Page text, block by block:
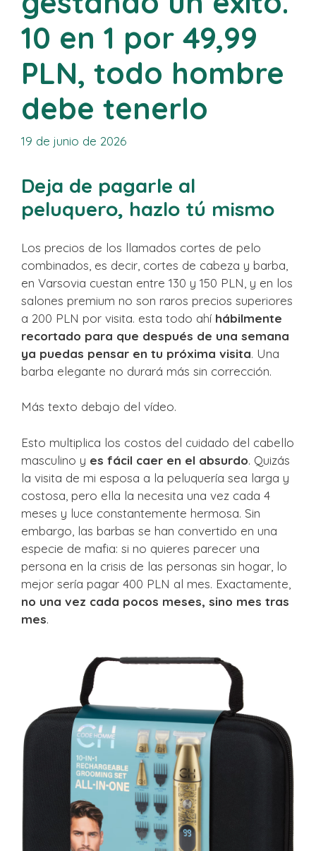
10 en 1 por 49,99
PLN, todo hombre
debe tenerlo
19 de junio de 2026
Deja de pagarle al
peluquero, hazlo tú mismo
Los precios de los llamados cortes de pelo
combinados, es decir, cortes de cabeza y barba,
en Varsovia cuestan entre 130 y 150 PLN, y en los
salones premium no son raros precios superiores
a 200 PLN por visita. esta todo ahí hábilmente
recortado para que después de una semana
ya puedas pensar en tu próxima visita. Una
barba elegante no durará más sin corrección.
Más texto debajo del vídeo.
Esto multiplica los costos del cuidado del cabello
masculino y es fácil caer en el absurdo. Quizás
la visita de mi esposa a la peluquería sea larga y
costosa, pero ella la necesita una vez cada 4
meses y luce constantemente hermosa. Sin
embargo, las barbas se han convertido en una
especie de mafia: si no quieres parecer una
persona en la crisis de las personas sin hogar, lo
mejor sería pagar 400 PLN al mes. Exactamente,
no una vez cada pocos meses, sino mes tras
mes.